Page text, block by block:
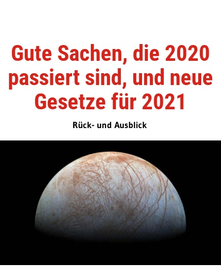
Gute Sachen, die 2020
passiert sind, und neue
Gesetze für 2021
Rück- und Ausblick